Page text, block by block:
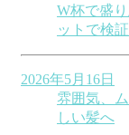
W杯で盛
ットで検証
2026年5月16日
雰囲気、
しい髪へ